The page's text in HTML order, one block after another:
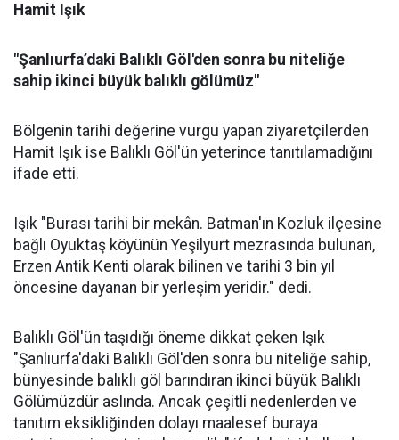
Hamit Işık
"Şanlıurfa’daki Balıklı Göl'den sonra bu niteliğe
sahip ikinci büyük balıklı gölümüz"
Bölgenin tarihi değerine vurgu yapan ziyaretçilerden
Hamit Işık ise Balıklı Göl'ün yeterince tanıtılamadığını
ifade etti.
Işık "Burası tarihi bir mekân. Batman'ın Kozluk ilçesine
bağlı Oyuktaş köyünün Yeşilyurt mezrasında bulunan,
Erzen Antik Kenti olarak bilinen ve tarihi 3 bin yıl
öncesine dayanan bir yerleşim yeridir." dedi.
Balıklı Göl'ün taşıdığı öneme dikkat çeken Işık
"Şanlıurfa'daki Balıklı Göl'den sonra bu niteliğe sahip,
bünyesinde balıklı göl barındıran ikinci büyük Balıklı
Gölümüzdür aslında. Ancak çeşitli nedenlerden ve
tanıtım eksikliğinden dolayı maalesef buraya